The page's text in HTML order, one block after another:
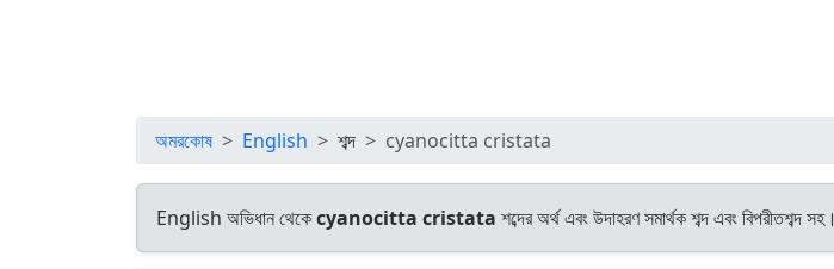
অমরকোষ English শব্দ cyanocitta cristata
English অভিধান থেকেcyanocitta cristata শব্দের অর্থ এবং উদাহরণ সমার্থক শব্দ এবং বিপরীতশব্দ সহ।